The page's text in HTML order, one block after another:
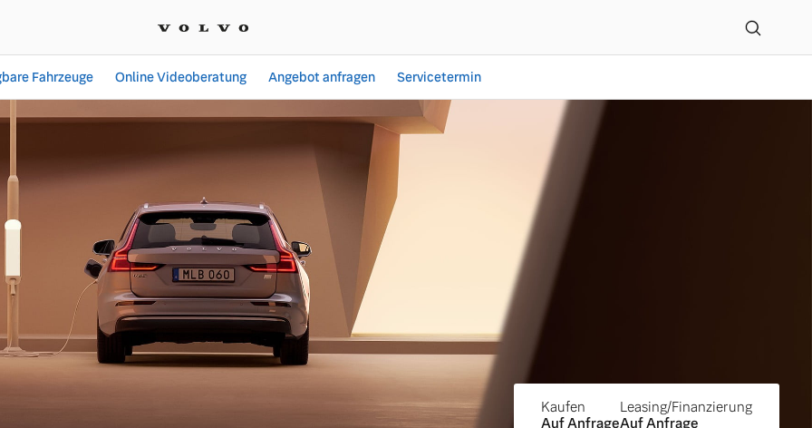
bei MOHAG Automobile Sprungmann
Fahrzeuge Online Videoberatung Angebot anfragen Servicetermin
Kaufen
Auf Anfrage
Leasing/Finanzierung
Auf Anfrage